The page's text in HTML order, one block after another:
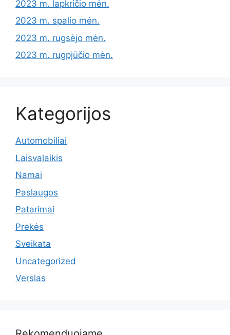
2023 m. lapkričio mėn.
2023 m. spalio mėn.
2023 m. rugsėjo mėn.
2023 m. rugpjūčio mėn.
Kategorijos
Automobiliai
Laisvalaikis
Namai
Paslaugos
Patarimai
Prekės
Sveikata
Uncategorized
Verslas